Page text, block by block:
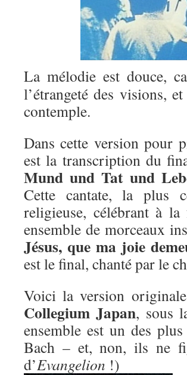
La mélodie est douce,
l’étrangeté des visions,
contemple.
Dans cette version pour
est la transcription du
Mund und Tat und
Cette cantate, la plus
religieuse, célébrant à
ensemble de morceaux
Jésus, que ma joie
est le final, chanté par le
Voici la version
Collegium Japan, sous
ensemble est un des
Bach – et, non, ils ne
d’Evangelion !)